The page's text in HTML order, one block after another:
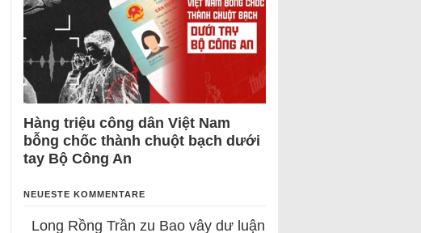
Hàng triệu công dân Việt Nam
bỗng chốc thành chuột bạch dưới
tay Bộ Công An
NEUESTE KOMMENTARE
Long Rồng Trần zu Bao vây dư luận